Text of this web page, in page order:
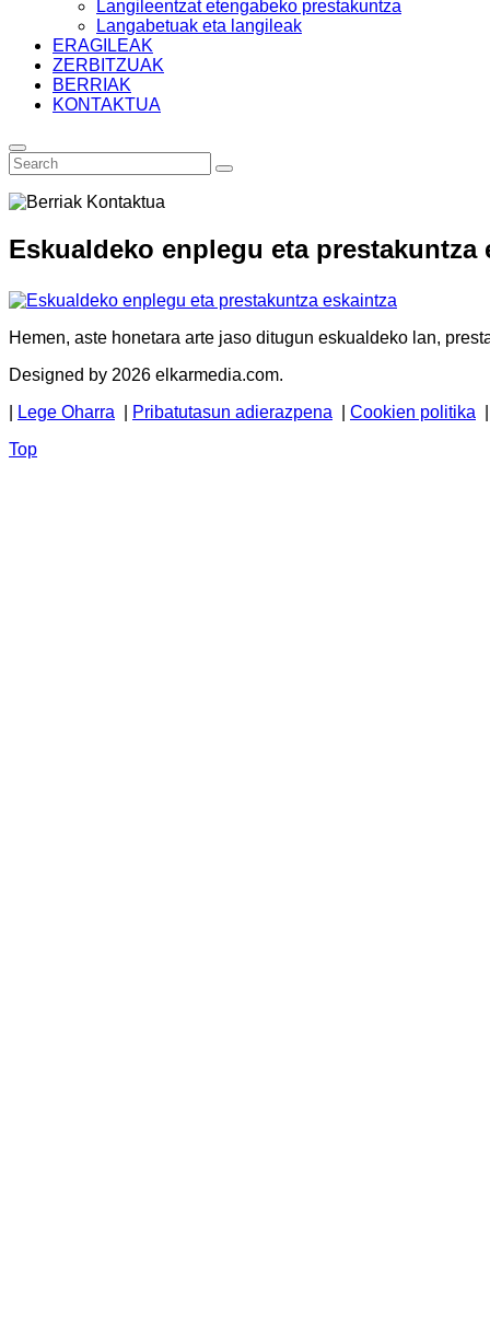
Langileentzat etengabeko prestakuntza
Langabetuak eta langileak
ERAGILEAK
ZERBITZUAK
BERRIAK
KONTAKTUA
Eskualdeko enplegu eta prestakuntza
Hemen, aste honetara arte jaso ditugun eskualdeko lan,
Designed by 2026 elkarmedia.com.
Lege Oharra Pribatutasun adierazpena Cookien politika
Top